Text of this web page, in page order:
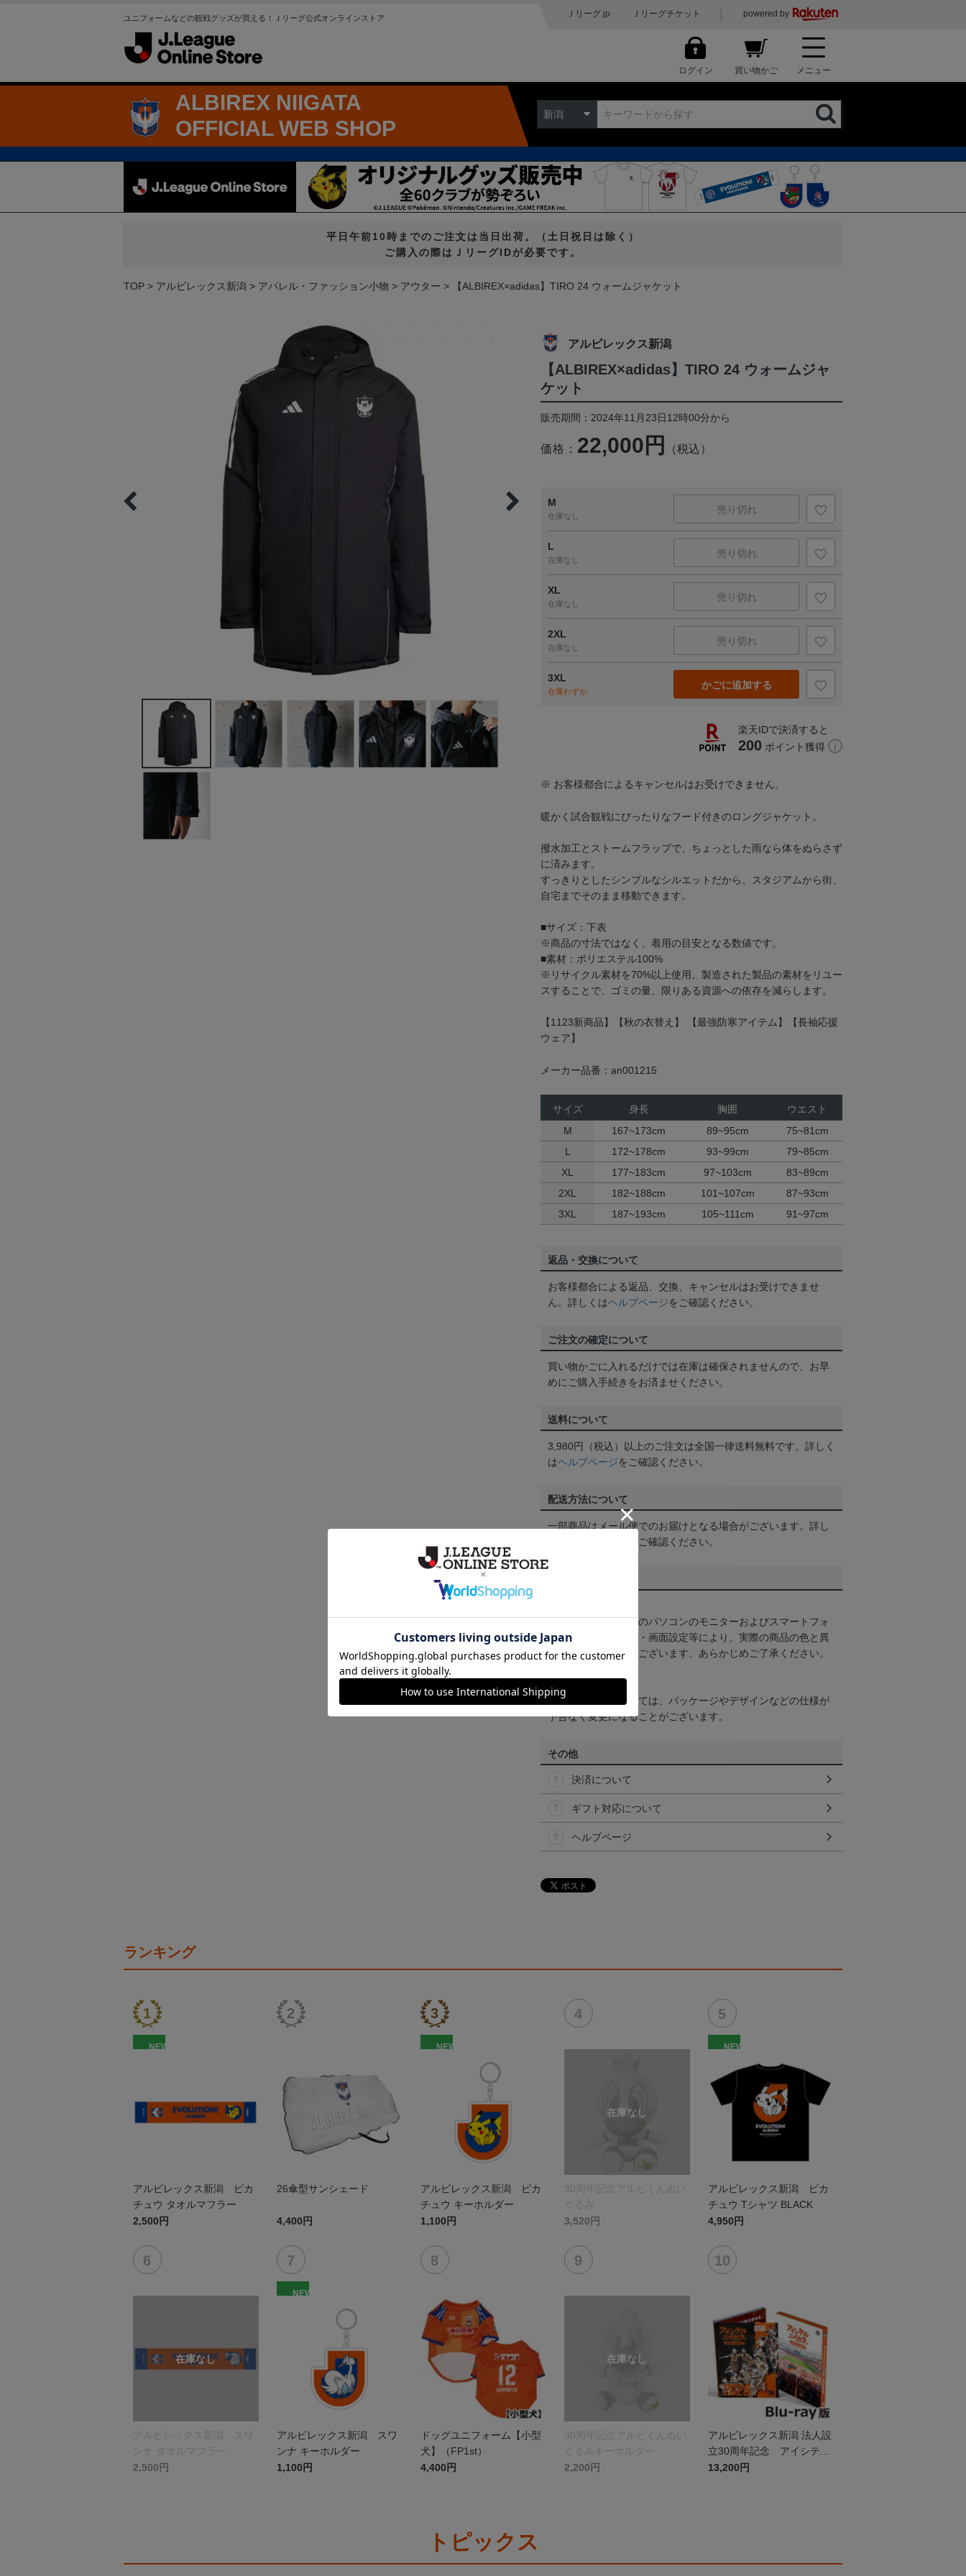
ユニフォームなどの観戦グッズが買える！Ｊリーグ公式オンラインストア Ｊリーグ.jp Ｊリーグチケット powered by
ログイン 買い物かご メニュー
ALBIREX NIIGATA
OFFICIAL WEB SHOP
新潟
平日午前10時までのご注文は当日出荷。（土日祝日は除く）
ご購入の際はＪリーグIDが必要です。
TOP アルビレックス新潟 アパレル・ファッション小物 アウター 【ALBIREX×adidas】TIRO 24 ウォームジャケット
アルビレックス新潟
【ALBIREX×adidas】TIRO 24 ウォームジャ
ケット
販売期間：2024年11月23日12時00分から
価格： 22,000円 （税込）
M
在庫なし
売り切れ
L
在庫なし
売り切れ
XL
在庫なし
売り切れ
2XL
在庫なし
売り切れ
3XL
在庫わずか
かごに追加する
楽天IDで決済すると
200 ポイント獲得
※ お客様都合によるキャンセルはお受けできません。
暖かく試合観戦にぴったりなフード付きのロングジャケット。
撥水加工とストームフラップで、ちょっとした雨なら体をぬらさず
に済みます。
すっきりとしたシンプルなシルエットだから、スタジアムから街、
自宅までそのまま移動できます。
■サイズ：下表
※商品の寸法ではなく、着用の目安となる数値です。
■素材：ポリエステル100%
※リサイクル素材を70%以上使用。製造された製品の素材をリユー
スすることで、ゴミの量、限りある資源への依存を減らします。
【1123新商品】【秋の衣替え】 【最強防寒アイテム】【長袖応援
ウェア】
メーカー品番：an001215
サイズ 身長 胸囲
ウエスト
M
167~173cm 89~95cm
75~81cm
L
172~178cm 93~99cm
79~85cm
XL
177~183cm 97~103cm
83~89cm
2XL
182~188cm 101~107cm
87~93cm
3XL
187~193cm 105~111cm 91~97cm
返品・交換について
お客様都合による返品、交換、キャンセルはお受けできませ
ん。詳しくはヘルプページをご確認ください。
ご注文の確定について
買い物かごに入れるだけでは在庫は確保されませんので、お早
めにご購入手続きをお済ませください。
送料について
3,980円（税込）以上のご注文は全国一律送料無料です。詳しく
はヘルプページをご確認ください。
配送方法について
一部商品はメール便でのお届けとなる場合がございます。詳し
をご確認ください。
商品画像は、お使いのパソコンのモニターおよびスマートフォ
ンのメーカー・機種・画面設定等により、実際の商品の色と異
なって見える場合がございます。あらかじめご了承ください。
取り扱い商品によっては、パッケージやデザインなどの仕様が
予告なく変更になることがございます。
その他
決済について
ギフト対応について
ヘルプページ
ランキング
NEW
アルビレックス新潟 ピカ
チュウ タオルマフラー
2,500円
26傘型サンシェード
4,400円
NEW
アルビレックス新潟 ピカ
チュウ キーホルダー
1,100円
30周年記念アルビくんぬい
ぐるみ
3,520円
NEW
アルビレックス新潟 ピカ
チュウ Tシャツ BLACK
4,950円
アルビレックス新潟 スワ
ンナ タオルマフラー
2,500円
NEW
アルビレックス新潟 スワ
ンナ キーホルダー
1,100円
ドッグユニフォーム【小型
犬】（FP1st）
4,400円
30周年記念アルビくんぬい
ぐるみキーホルダー
2,200円
アルビレックス新潟 法人設
立30周年記念 アイシテル
ニイガタ ―受け継がれる想
13,200円
トピックス